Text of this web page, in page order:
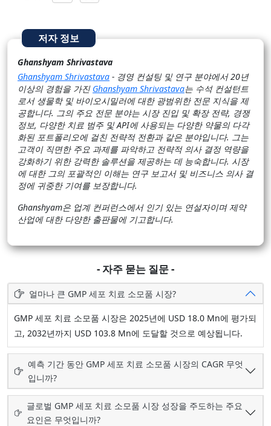
저자 정보
Ghanshyam Shrivastava
Ghanshyam Shrivastava - 경영 컨설팅 및 연구 분야에서 20년
이상의 경험을 가진 Ghanshyam Shrivastava는 수석 컨설턴트
로서 생물학 및 바이오시밀러에 대한 광범위한 전문 지식을 제
공합니다. 그의 주요 전문 분야는 시장 진입 및 확장 전략, 경쟁
정보, 다양한 치료 범주 및 API에 사용되는 다양한 약물의 다각
화된 포트폴리오에 걸친 전략적 전환과 같은 분야입니다. 그는
고객이 직면한 주요 과제를 파악하고 전략적 의사 결정 역량을
강화하기 위한 강력한 솔루션을 제공하는 데 능숙합니다. 시장
에 대한 그의 포괄적인 이해는 연구 보고서 및 비즈니스 의사 결
정에 귀중한 기여를 보장합니다.
Ghanshyam은 업계 컨퍼런스에서 인기 있는 연설자이며 제약
산업에 대한 다양한 출판물에 기고합니다.
- 자주 묻는 질문 -
얼마나 큰 GMP 세포 치료 소모품 시장?
GMP 세포 치료 소모품 시장은 2025년에 USD 18.0 Mn에 평가되
고, 2032년까지 USD 103.8 Mn에 도달할 것으로 예상됩니다.
예측 기간 동안 GMP 세포 치료 소모품 시장의 CAGR 무엇
입니까?
글로벌 GMP 세포 치료 소모품 시장 성장을 주도하는 주요
요인은 무엇입니까?